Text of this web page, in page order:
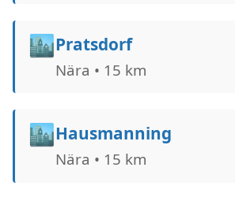
🏙️Pratsdorf
Nära • 15 km
🏙️Hausmanning
Nära • 15 km